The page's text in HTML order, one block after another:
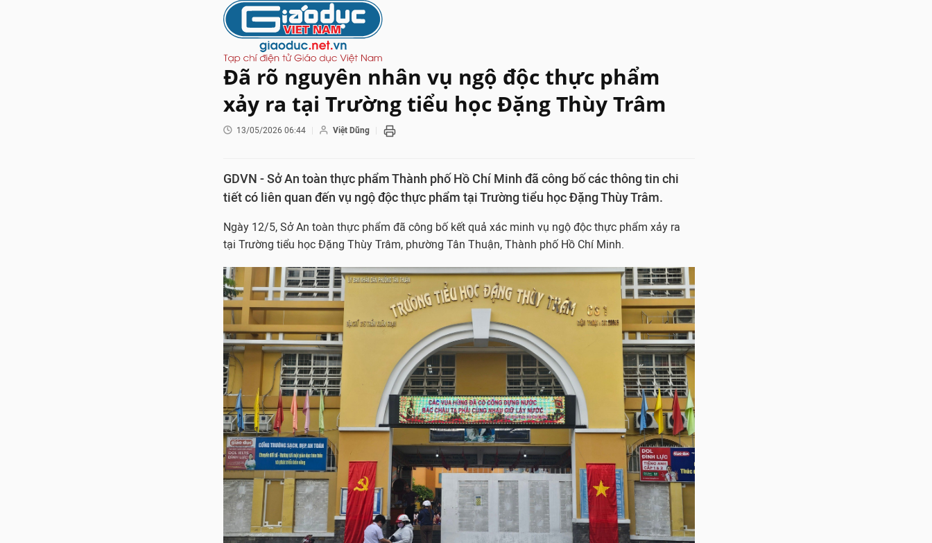
Đã rõ nguyên nhân vụ ngộ độc thực phẩm
xảy ra tại Trường tiểu học Đặng Thùy Trâm
13/05/2026 06:44 Việt Dũng
GDVN - Sở An toàn thực phẩm Thành phố Hồ Chí Minh đã công bố các thông tin chi
tiết có liên quan đến vụ ngộ độc thực phẩm tại Trường tiểu học Đặng Thùy Trâm.
Ngày 12/5, Sở An toàn thực phẩm đã công bố kết quả xác minh vụ ngộ độc thực phẩm xảy ra
tại Trường tiểu học Đặng Thùy Trâm, phường Tân Thuận, Thành phố Hồ Chí Minh.